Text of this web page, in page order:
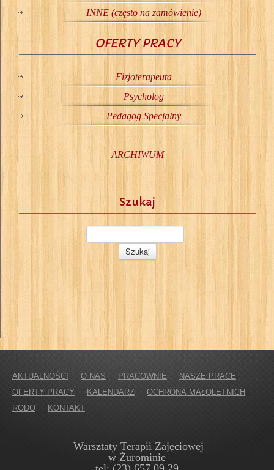
INNE (często na zamówienie)
OFERTY PRACY
Fizjoterapeuta
Psycholog
Pedagog Specjalny
ARCHIWUM
Szukaj
AKTUALNOŚCI O NAS PRACOWNIE
NASZE PRACE
OFERTY PRACY
KALENDARZ
OCHRONA MAŁOLETNICH
RODO
KONTAKT
Warsztaty Terapii Zajęciowej
w Żurominie